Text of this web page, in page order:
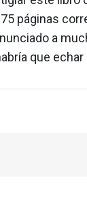
páginas
a
que